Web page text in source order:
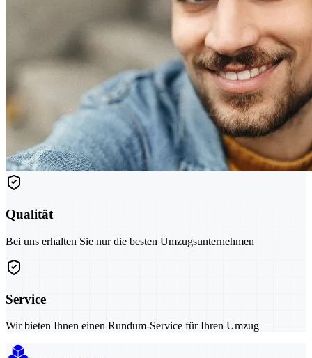
Qualität
Bei uns erhalten Sie nur die besten Umzugsunternehmen
Service
Wir bieten Ihnen einen Rundum-Service für Ihren Umzug